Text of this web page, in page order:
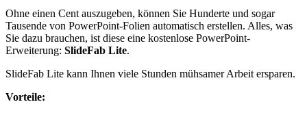
Ohne einen Cent auszugeben, können Sie Hunderte und sogar
Tausende von PowerPoint-Folien automatisch erstellen. Alles, was
Sie dazu brauchen, ist diese eine kostenlose PowerPoint-
Erweiterung: SlideFab Lite.
SlideFab Lite kann Ihnen viele Stunden mühsamer Arbeit ersparen.
Vorteile: